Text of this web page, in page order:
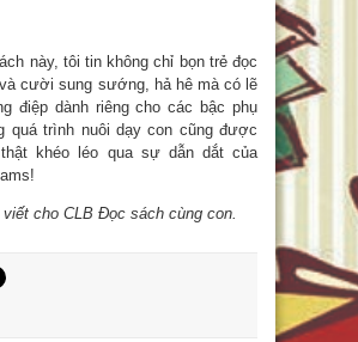
này, tôi tin không chỉ bọn trẻ đọc
cười sung sướng, hả hê mà có lẽ
điệp dành riêng cho các bậc phụ
quá trình nuôi dạy con cũng được
khéo léo qua sự dẫn dắt của
cho CLB Đọc sách cùng con.